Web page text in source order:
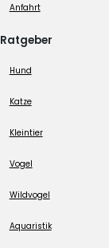
Anfahrt
Ratgeber
Hund
Katze
Kleintier
Vogel
Wildvogel
Aquaristik